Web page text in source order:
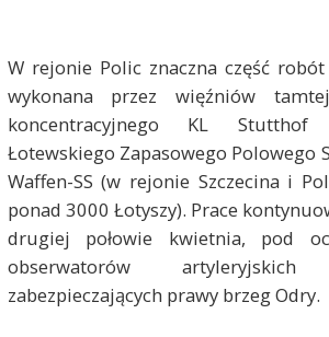
W rejonie Polic znaczna część robót
wykonana przez więźniów
koncentracyjnego KL Stutthof
Łotewskiego Zapasowego Polowego
Waffen-SS (w rejonie Szczecina i
ponad 3000 Łotyszy). Prace
drugiej połowie kwietnia, pod
obserwatorów
zabezpieczających prawy brzeg Odry.